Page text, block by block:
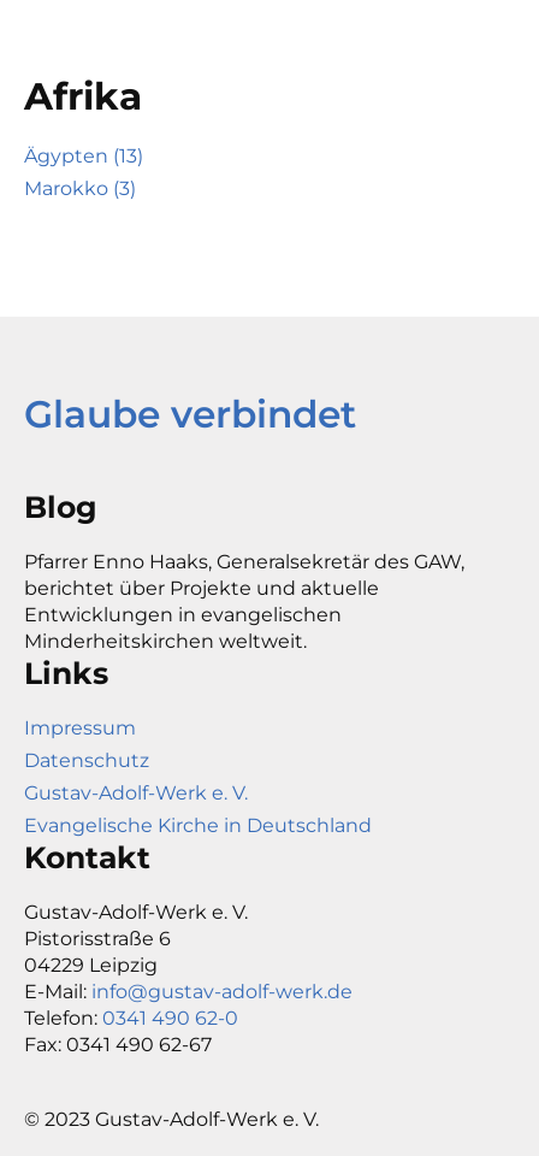
Afrika
Ägypten (13)
Marokko (3)
Glaube verbindet
Blog
Pfarrer Enno Haaks, Generalsekretär des GAW,
berichtet über Projekte und aktuelle
Entwicklungen in evangelischen
Minderheitskirchen weltweit.
Links
Impressum
Datenschutz
Gustav-Adolf-Werk e. V.
Evangelische Kirche in Deutschland
Kontakt
Gustav-Adolf-Werk e. V.
Pistorisstraße 6
04229 Leipzig
E-Mail: info@gustav-adolf-werk.de
Telefon: 0341 490 62-0
Fax: 0341 490 62-67
© 2023 Gustav-Adolf-Werk e. V.